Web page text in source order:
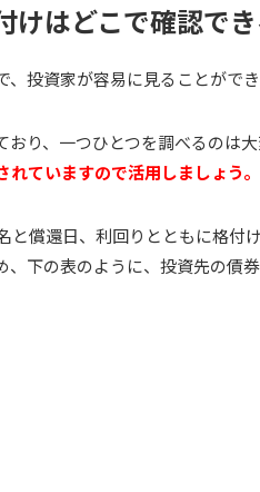
はどこで確認で
投資家が容易に見ることができ
り、一つひとつを調べるのは大
ていますので活用しましょう。
償還日、利回りとともに格付
下の表のように、投資先の債